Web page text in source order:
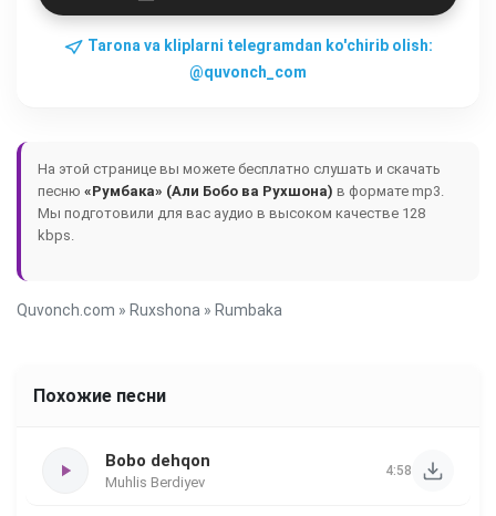
Tarona va kliplarni telegramdan ko'chirib olish:
@quvonch_com
На этой странице вы можете бесплатно слушать и скачать
песню «Румбака» (Али Бобо ва Рухшона) в формате mp3.
Мы подготовили для вас аудио в высоком качестве 128
kbps.
Quvonch.com » Ruxshona » Rumbaka
Похожие песни
Bobo dehqon
Muhlis Berdiyev
4:58